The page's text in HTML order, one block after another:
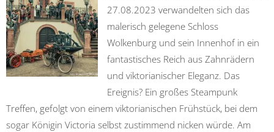
27.08.2023 verwandelten sich das
malerisch gelegene Schloss
Wolkenburg und sein Innenhof in ein
fantastisches Reich aus Zahnrädern
und viktorianischer Eleganz. Das
Ereignis? Ein großes Steampunk
Treffen, gefolgt von einem viktorianischen Frühstück, bei dem
sogar Königin Victoria selbst zustimmend nicken würde. Am